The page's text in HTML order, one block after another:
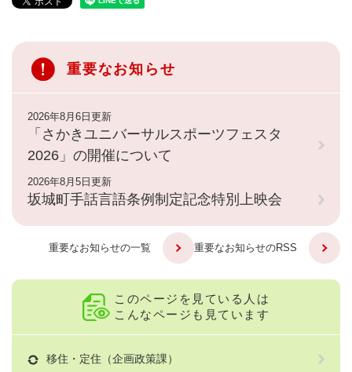
重要なお知らせ
2026年8月6日更新
「さかきユニバーサルスポーツフェスタ
2026」の開催について
2026年8月5日更新
坂城町手話言語条例制定記念特別上映会
重要なお知らせの一覧 重要なお知らせのRSS
このページを見ている人は
こんなページも見ています
移住・定住（企画政策課）